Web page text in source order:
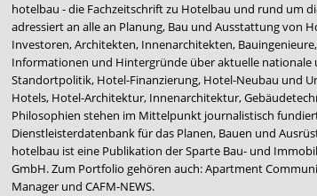
hotelbau - die Fachzeitschrift zu Hotelbau und rund um
adressiert an alle an Planung, Bau und Ausstattung von
Investoren, Architekten, Innenarchitekten,
Informationen und Hintergründe über aktuelle
Standortpolitik, Hotel-Finanzierung, Hotel-Neubau und
Hotels, Hotel-Architektur, Innenarchitektur,
Philosophien stehen im Mittelpunkt journalistisch
Dienstleisterdatenbank für das Planen, Bauen und
hotelbau ist eine Publikation der Sparte Bau- und
GmbH. Zum Portfolio gehören auch:Apartment
Manager und CAFM-NEWS.